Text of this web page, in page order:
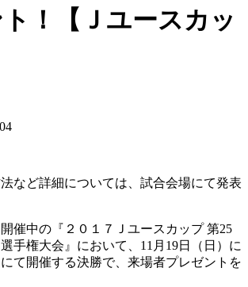
！【Ｊユースカッ
など詳細については、試合会場にて発表
開催中の『２０１７Ｊユースカップ 第25
手権大会』において、11月19日（日）に
て開催する決勝で、来場者プレゼントを